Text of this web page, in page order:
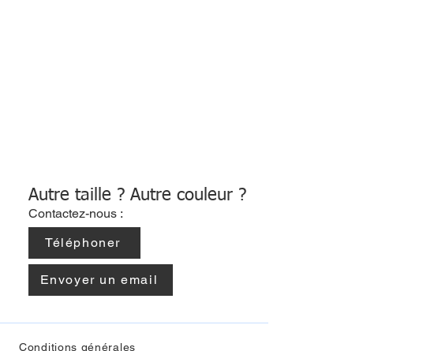
Autre taille ? Autre couleur ?
Contactez-nous :
Téléphoner
Envoyer un email
Conditions générales